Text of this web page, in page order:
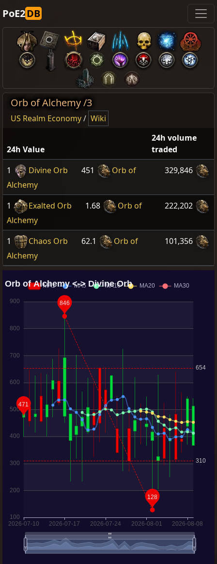
PoE2DB
Orb of Alchemy /3
US Realm Economy/ Wiki
24h Value
24h volume
traded
1
Divine Orb 451
Orb of
Alchemy
329,846
1 Exalted Orb 1.68
Orb of
Alchemy
222,202
1 Chaos Orb 62.1
Orb of
Alchemy
101,356